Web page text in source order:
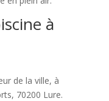
à
de la ville, à
70200 Lure.